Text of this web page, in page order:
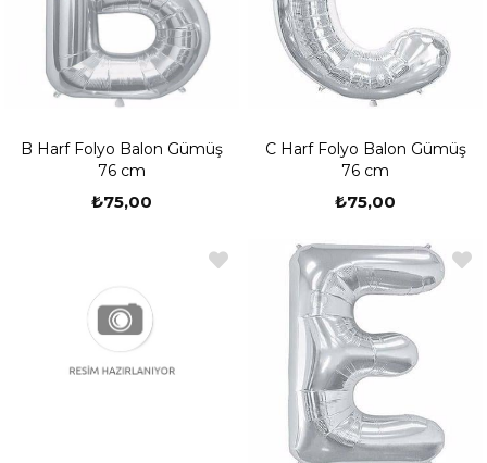
B Harf Folyo Balon Gümüş
76 cm
₺75,00
C Harf Folyo Balon Gümüş
76 cm
₺75,00